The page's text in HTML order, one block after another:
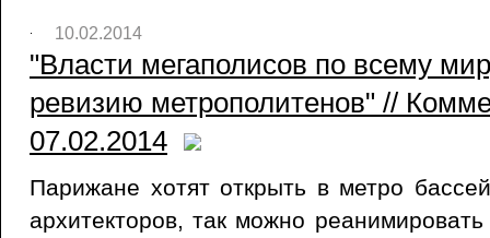
10.02.2014
"Власти мегаполисов по всему
ревизию метрополитенов" //
07.02.2014
Парижане хотят открыть в метро
архитекторов, так можно